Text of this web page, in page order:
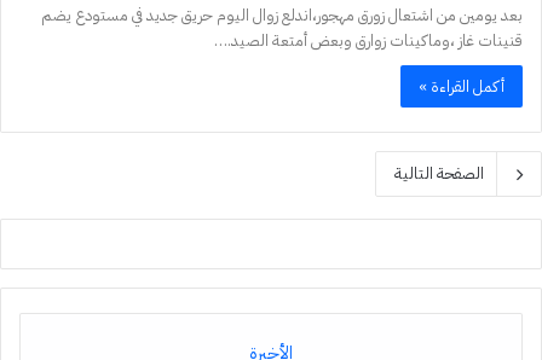
بعد يومين من اشتعال زورق مهجور،اندلع زوال اليوم حريق جديد في مستودع يضم
قنينات غاز ،وماكينات زوارق وبعض أمتعة الصيد.…
أكمل القراءة »
الصفحة التالية
الأخيرة